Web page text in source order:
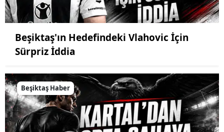
Beşiktaş'ın Hedefindeki Vlahovic İçin
Sürpriz İddia
Beşiktaş Haber